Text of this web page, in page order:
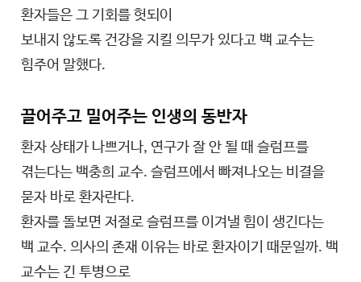
환자들은 그 기회를 헛되이
보내지 않도록 건강을 지킬 의무가 있다고 백 교수는
힘주어 말했다.
끌어주고 밀어주는 인생의 동반자
환자 상태가 나쁘거나, 연구가 잘 안 될 때 슬럼프를
겪는다는 백충희 교수. 슬럼프에서 빠져나오는 비결을
묻자 바로 환자란다.
환자를 돌보면 저절로 슬럼프를 이겨낼 힘이 생긴다는
백 교수. 의사의 존재 이유는 바로 환자이기 때문일까. 백
교수는 긴 투병으로